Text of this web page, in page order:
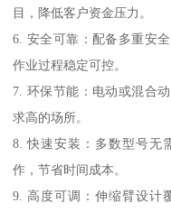
目，降低客户资金压力。
6. 安全可靠：配备多重安
作业过程稳定可控。
7. 环保节能：电动或混合
求高的场所。
8. 快速安装：多数型号无
作，节省时间成本。
9. 高度可调：伸缩臂设计